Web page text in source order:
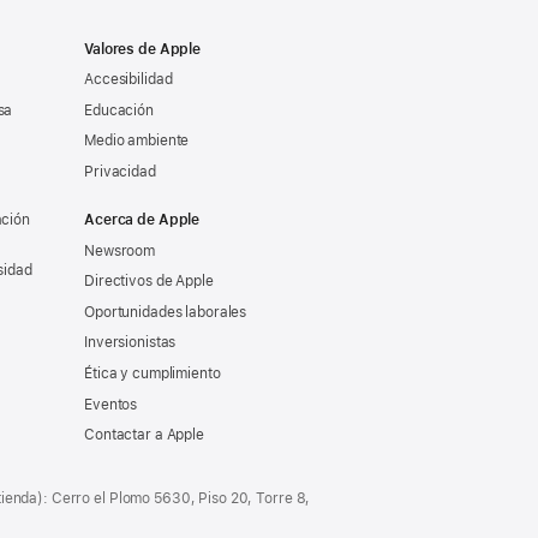
Valores de Apple
Accesibilidad
Educación
Medio ambiente
Privacidad
Acerca de Apple
Newsroom
Directivos de Apple
Oportunidades laborales
Inversionistas
Ética y cumplimiento
Eventos
Contactar a Apple
Cerro el Plomo 5630, Piso 20, Torre 8,